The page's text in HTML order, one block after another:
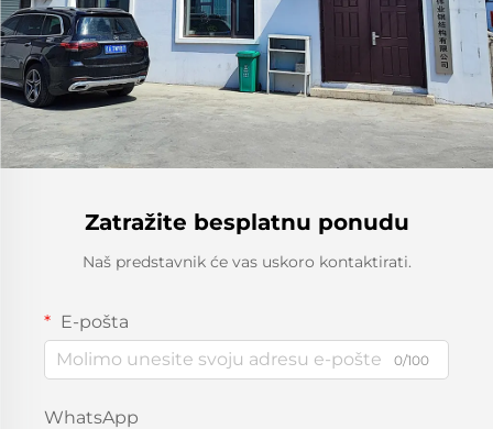
Zatražite besplatnu ponudu
Naš predstavnik će vas uskoro kontaktirati.
E-pošta
0/100
WhatsApp